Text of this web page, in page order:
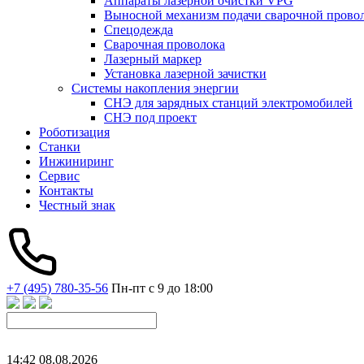
Выносной механизм подачи сварочной
Спецодежда
Сварочная проволока
Лазерный маркер
Установка лазерной зачистки
Системы накопления энергии
СНЭ для зарядных станций электромобилей
СНЭ под проект
Роботизация
Станки
Инжиниринг
Сервис
Контакты
Честный знак
+7 (495) 780-35-56 Пн-пт с 9 до 18:00
14:42 08.08.2026